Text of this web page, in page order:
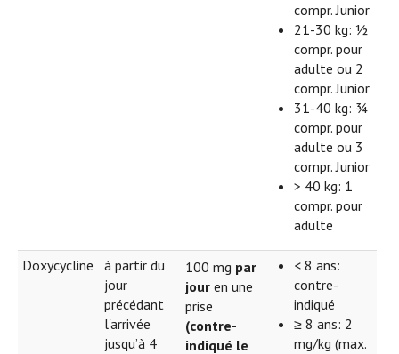
compr. Junior
21-30 kg: ½
compr. pour
adulte ou 2
compr. Junior
31-40 kg: ¾
compr. pour
adulte ou 3
compr. Junior
> 40 kg: 1
compr. pour
adulte
Doxycycline
à partir du
jour
précédant
l'arrivée
jusqu’à 4
100 mg par
jour en une
prise
(contre-
indiqué le
< 8 ans:
contre-
indiqué
≥ 8 ans: 2
mg/kg (max.